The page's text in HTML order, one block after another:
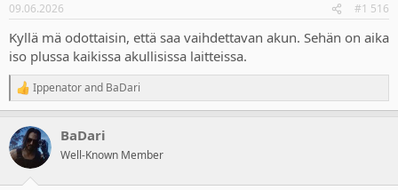
09.06.2026 #1 516
Kyllä mä odottaisin, että saa vaihdettavan akun. Sehän on aika
iso plussa kaikissa akullisissa laitteissa.
R
e
c
t
i
Ippenatorand BaDari
BaDari
Well-Known Member